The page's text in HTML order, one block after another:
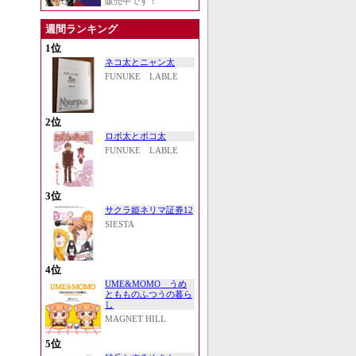
週間ランキング
1位
ネコ太とニャン太
FUNUKE LABLE
2位
ロボ太とポコ太
FUNUKE LABLE
3位
サクラ姫ネリマ証券12
SIESTA
4位
UME&MOMO うめ
ともものふつうの暮ら
し
MAGNET HILL
5位